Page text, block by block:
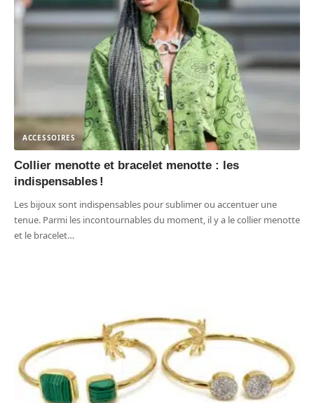
ACCESSOIRES
Collier menotte et bracelet menotte : les
indispensables !
Les bijoux sont indispensables pour sublimer ou accentuer une
tenue. Parmi les incontournables du moment, il y a le collier menotte
et le bracelet…